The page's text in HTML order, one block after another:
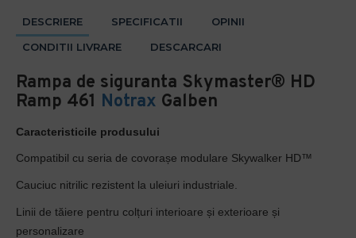
DESCRIERE SPECIFICATII
OPINII
CONDITII LIVRARE
DESCARCARI
Rampa de siguranta Skymaster® HD
Ramp 461 Notrax Galben
Caracteristicile produsului
Compatibil cu seria de covorașe modulare Skywalker HD™
Cauciuc nitrilic rezistent la uleiuri industriale.
Linii de tăiere pentru colțuri interioare și exterioare și
personalizare